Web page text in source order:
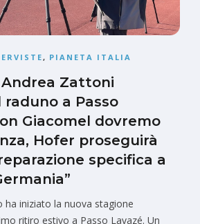
, PIANETA ITALIA
Zattoni
a Passo
Giacomel dovremo
Hofer proseguirà
specifica a
ha iniziato la nuova stagione
ritiro estivo a Passo Lavazé. Un